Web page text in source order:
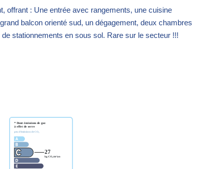
offrant : Une entrée avec rangements, une cuisine
balcon orienté sud, un dégagement, deux chambres
stationnements en sous sol. Rare sur le secteur !!!